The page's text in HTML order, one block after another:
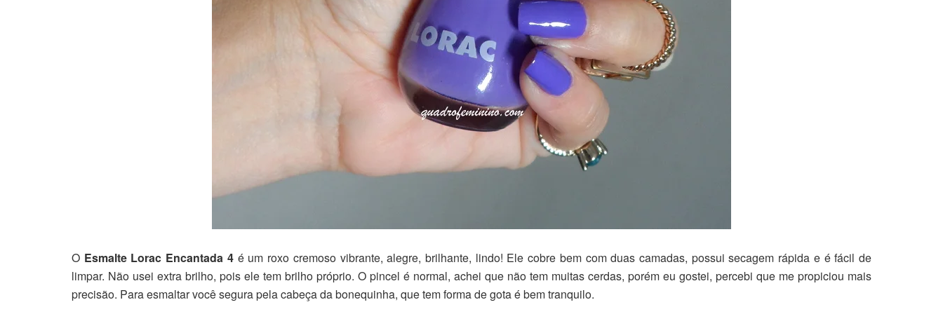
O Esmalte Lorac Encantada 4é um roxo cremoso vibrante, alegre, brilhante, lindo! Ele cobre bem com duas camadas, possui secagem rápida e é fácil de
limpar. Não usei extra brilho, pois ele tem brilho próprio. O pincel é normal, achei que não tem muitas cerdas, porém eu gostei, percebi que me propiciou mais
precisão. Para esmaltar você segura pela cabeça da bonequinha, que tem forma de gota é bem tranquilo.